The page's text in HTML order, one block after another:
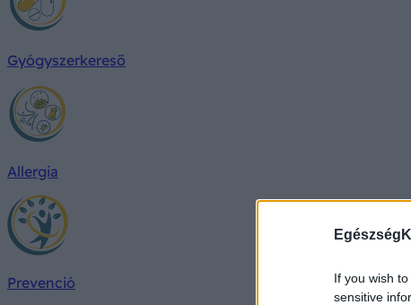
If you wish
sensitive
Gyógyszerkereső
Allergia
Prevenció